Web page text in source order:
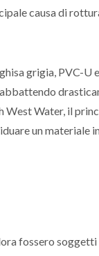
causa di
grigia, PVC-
Water, il
un materiale
fossero